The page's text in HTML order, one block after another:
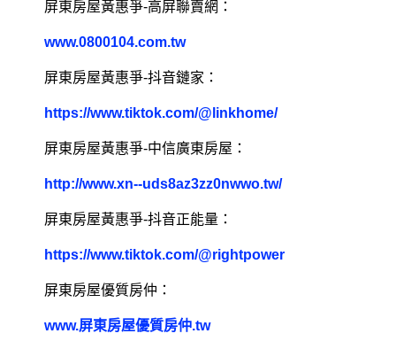
屏東房屋黃惠爭-高屏聯賣網：
www.0800104.com.tw
屏東房屋黃惠爭-抖音鏈家：
https://www.tiktok.com/@linkhome/
屏東房屋黃惠爭-中信廣東房屋：
http://www.xn--uds8az3zz0nwwo.tw/
屏東房屋黃惠爭-抖音正能量：
https://www.tiktok.com/@rightpower
屏東房屋優質房仲：
www.屏東房屋優質房仲.tw